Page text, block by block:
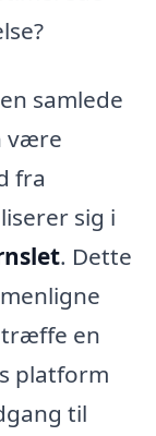
samlede
være
fra
sig i
. Dette
træffe en
platform
til